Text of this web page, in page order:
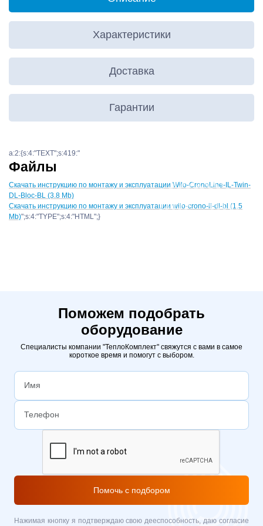
Характеристики
Доставка
Гарантии
a:2:{s:4:"TEXT";s:419:"
Файлы
Скачать инструкцию по монтажу и эксплуатации Wilo-CronoLine-IL-Twin-
DL-Bloc-BL (3.8 Mb)
Скачать инструкцию по монтажу и эксплуатации wilo-crono-il-dl-bl (1.5
Mb)";s:4:"TYPE";s:4:"HTML";}
Поможем подобрать
оборудование
Специалисты компании "ТеплоКомплект" свяжутся с вами в самое
короткое время и помогут с выбором.
Помочь с подбором
Нажимая кнопку я подтверждаю свою дееспособность, даю согласие